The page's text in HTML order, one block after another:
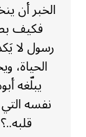
الخبر أن
فكيف
رسول لا
يبلّغه
نفسه